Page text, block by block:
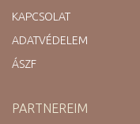
KAPCSOLAT
ADATVÉDELEM
ÁSZF
PARTNEREIM